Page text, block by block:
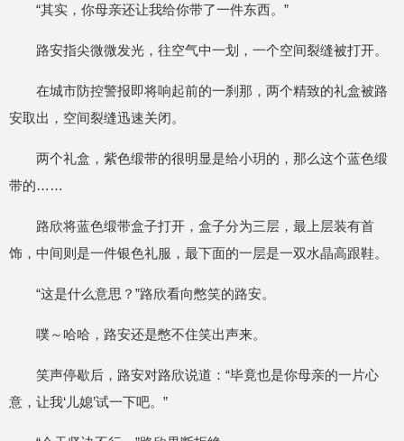
“其实，你母亲还让我给你带了一件东西。”
路安指尖微微发光，往空气中一划，一个空间裂缝被打开。
在城市防控警报即将响起前的一刹那，两个精致的礼盒被路
安取出，空间裂缝迅速关闭。
两个礼盒，紫色缎带的很明显是给小玥的，那么这个蓝色缎
带的……
路欣将蓝色缎带盒子打开，盒子分为三层，最上层装有首
饰，中间则是一件银色礼服，最下面的一层是一双水晶高跟鞋。
“这是什么意思？”路欣看向憋笑的路安。
噗～哈哈，路安还是憋不住笑出声来。
笑声停歇后，路安对路欣说道：“毕竟也是你母亲的一片心
意，让我‘儿媳’试一下吧。”